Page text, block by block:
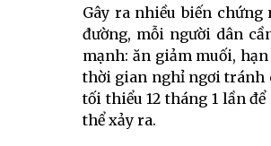
Gây ra nhiều biến
đường, mỗi người dân
mạnh: ăn giảm muối,
thời gian nghỉ ngơi tránh
tối thiểu 12 tháng 1 lần
thể xảy ra.